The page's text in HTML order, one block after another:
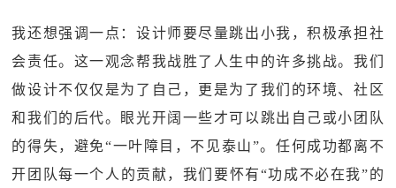
我还想强调一点：设计师要尽量跳出小我，积极承担社
会责任。这一观念帮我战胜了人生中的许多挑战。我们
做设计不仅仅是为了自己，更是为了我们的环境、社区
和我们的后代。眼光开阔一些才可以跳出自己或小团队
的得失，避免“一叶障目，不见泰山”。任何成功都离不
开团队每一个人的贡献，我们要怀有“功成不必在我”的